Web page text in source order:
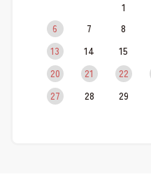
1
6
7 8
13
14 15
20
21 22
27
28 29